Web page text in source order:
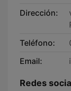
Dirección:
Teléfono:
Email:
Redes